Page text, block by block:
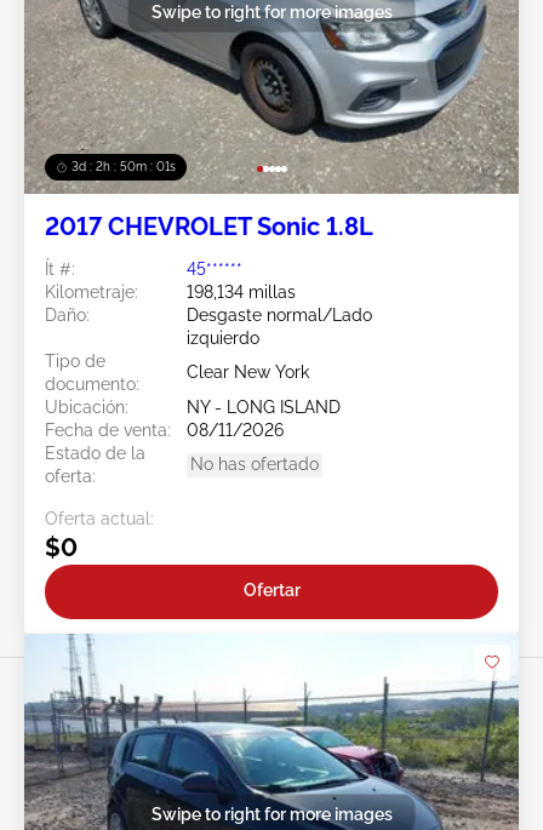
3d : 2h : 49m : 59s
Swipe to right for more images
2017 CHEVROLET Sonic 1.8L
Ít #:
45******
Kilometraje:
198,134 millas
Daño:
Desgaste normal/Lado
izquierdo
Tipo de
documento:
Clear New York
Ubicación:
NY - LONG ISLAND
Fecha de venta:
08/11/2026
Estado de la
oferta:
No has ofertado
Oferta actual:
$0
Ofertar
Swipe to right for more images